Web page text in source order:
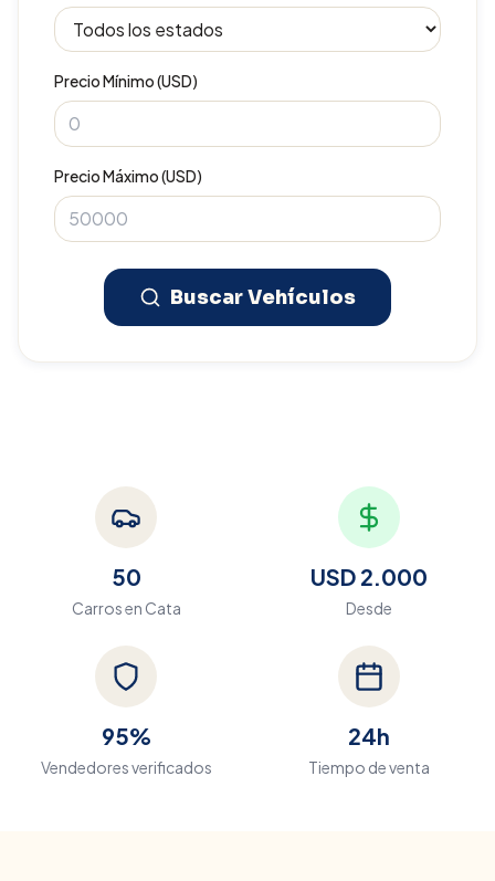
Precio Mínimo (USD)
Precio Máximo (USD)
Buscar Vehículos
50
Carros en Cata
USD 2.000
Desde
95%
Vendedores verificados
24h
Tiempo de venta